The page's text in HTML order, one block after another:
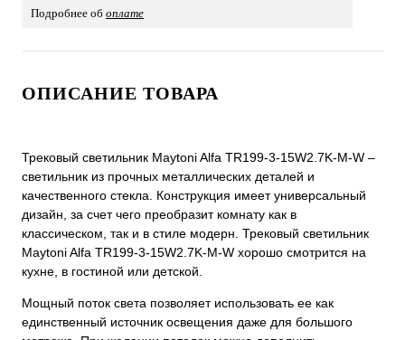
Подробнее об оплате
ОПИСАНИЕ ТОВАРА
Трековый светильник Maytoni Alfa TR199-3-15W2.7K-M-W –
светильник из прочных металлических деталей и
качественного стекла. Конструкция имеет универсальный
дизайн, за счет чего преобразит комнату как в
классическом, так и в стиле модерн. Трековый светильник
Maytoni Alfa TR199-3-15W2.7K-M-W хорошо смотрится на
кухне, в гостиной или детской.
Мощный поток света позволяет использовать ее как
единственный источник освещения даже для большого